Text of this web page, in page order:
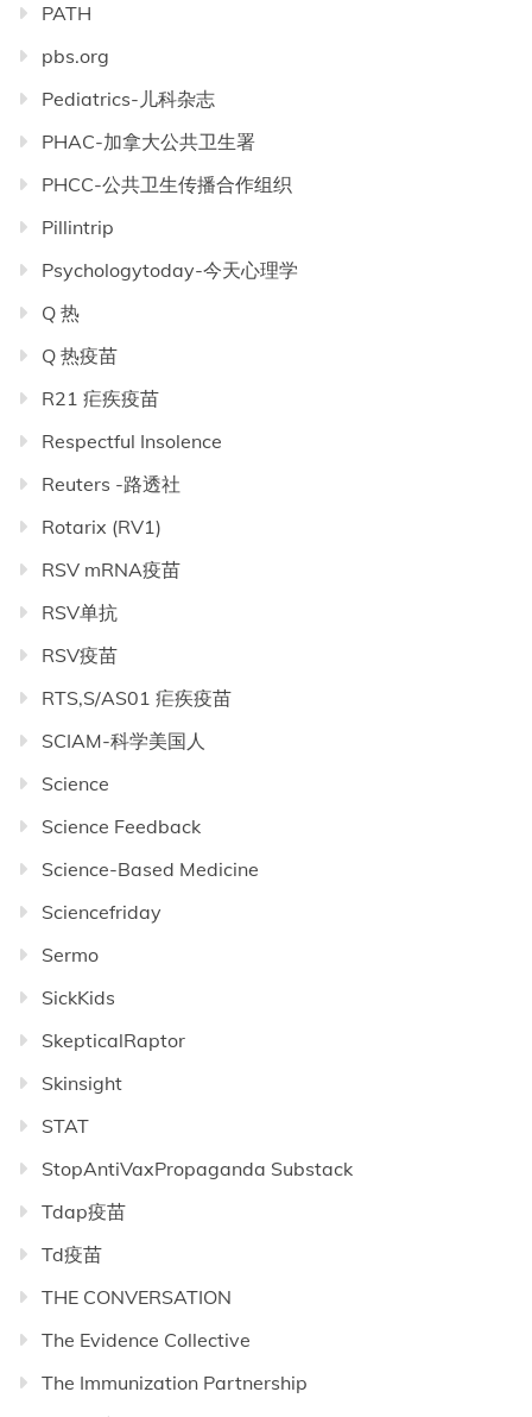
PATH
pbs.org
Pediatrics-儿科杂志
PHAC-加拿大公共卫生署
PHCC-公共卫生传播合作组织
Pillintrip
Psychologytoday-今天心理学
Q 热
Q 热疫苗
R21 疟疾疫苗
Respectful Insolence
Reuters -路透社
Rotarix (RV1)
RSV mRNA疫苗
RSV单抗
RSV疫苗
RTS,S/AS01 疟疾疫苗
SCIAM-科学美国人
Science
Science Feedback
Science-Based Medicine
Sciencefriday
Sermo
SickKids
SkepticalRaptor
Skinsight
STAT
StopAntiVaxPropaganda Substack
Tdap疫苗
Td疫苗
THE CONVERSATION
The Evidence Collective
The Immunization Partnership